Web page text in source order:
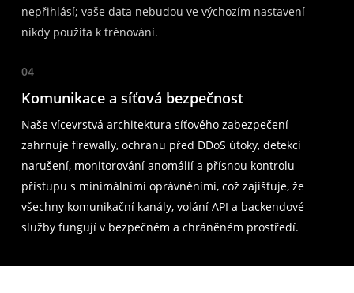
nepřihlásí; vaše data nebudou ve výchozím nastavení
nikdy použita k trénování.
04
Komunikace a síťová bezpečnost
Naše vícevrstvá architektura síťového zabezpečení
zahrnuje firewally, ochranu před DDoS útoky, detekci
narušení, monitorování anomálií a přísnou kontrolu
přístupu s minimálními oprávněními, což zajišťuje, že
všechny komunikační kanály, volání API a backendové
služby fungují v bezpečném a chráněném prostředí.